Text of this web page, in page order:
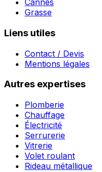
Cannes
Grasse
Liens utiles
Contact / Devis
Mentions légales
Autres expertises
Plomberie
Chauffage
Électricité
Serrurerie
Vitrerie
Volet roulant
Rideau métallique